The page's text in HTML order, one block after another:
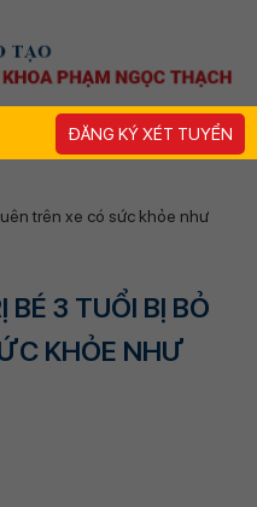
ĐĂNG KÝ XÉT TUYỂN
trên xe có sức khỏe như
3 TUỔI BỊ BỎ
KHỎE NHƯ